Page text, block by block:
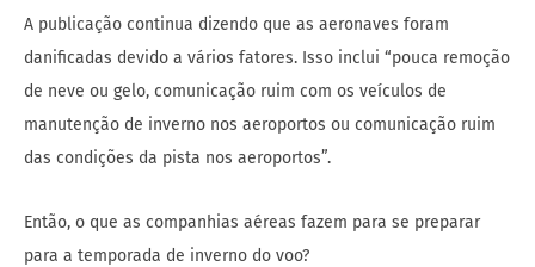
A publicação continua dizendo que as aeronaves foram
danificadas devido a vários fatores. Isso inclui “pouca remoção
de neve ou gelo, comunicação ruim com os veículos de
manutenção de inverno nos aeroportos ou comunicação ruim
das condições da pista nos aeroportos”.
Então, o que as companhias aéreas fazem para se preparar
para a temporada de inverno do voo?